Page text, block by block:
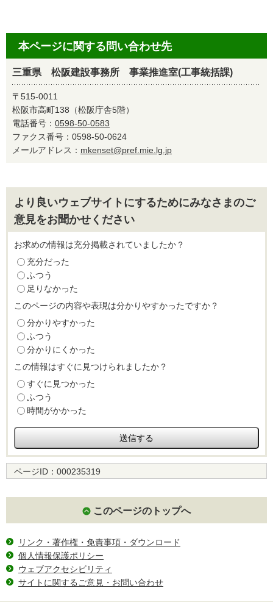
本ページに関する問い合わせ先
三重県 松阪建設事務所 事業推進室(工事統括課)
〒515-0011
松阪市高町138（松阪庁舎5階）
電話番号： 0598-50-0583
ファクス番号：0598-50-0624
メールアドレス： mkenset@pref.mie.lg.jp
より良いウェブサイトにするためにみなさまのご
意見をお聞かせください
お求めの情報は充分掲載されていましたか？
充分だった
ふつう
足りなかった
このページの内容や表現は分かりやすかったですか？
分かりやすかった
ふつう
分かりにくかった
この情報はすぐに見つけられましたか？
すぐに見つかった
ふつう
時間がかかった
ページID： 000235319
このページのトップへ
リンク・著作権・免責事項・ダウンロード
個人情報保護ポリシー
ウェブアクセシビリティ
サイトに関するご意見・お問い合わせ